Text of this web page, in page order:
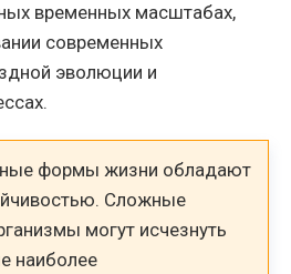
временных масштабах,
современных
эволюции и
формы жизни обладают
Сложные
могут исчезнуть
наиболее